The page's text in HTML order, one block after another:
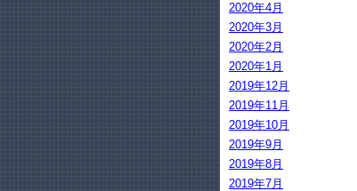
2020年4月
2020年3月
2020年2月
2020年1月
2019年12月
2019年11月
2019年10月
2019年9月
2019年8月
2019年7月